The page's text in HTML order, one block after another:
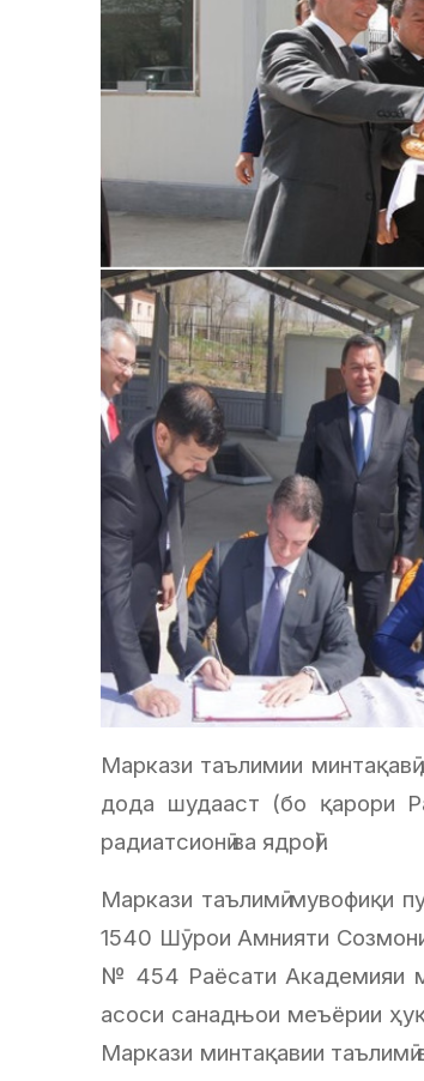
Маркази таълимии
дода шудааст (бо қарори
радиатсионӣ ва ядроӣ).
Маркази таълимӣ мувофиқи
1540 Шӯрои Амнияти
№ 454 Раёсати Академияи
асоси санадњои меъёрии
Маркази минтақавии